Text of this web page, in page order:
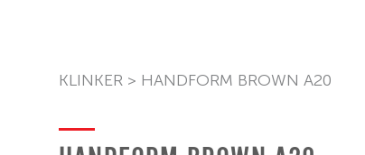
KLINKER > HANDFORM BROWN A20